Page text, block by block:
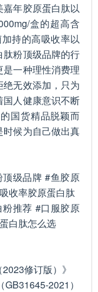
年胶原蛋白肽以
盒的超高含
持的高吸收率以
粉顶级品牌的行
一种理性消费理
无效添加，只为
人健康意识不断
国货精品脱颖而
候为自己做出真
级品牌 #鱼胶原
收率胶原蛋白肽
推荐 #口服胶原
白肽怎么选
修订版）》
2021）